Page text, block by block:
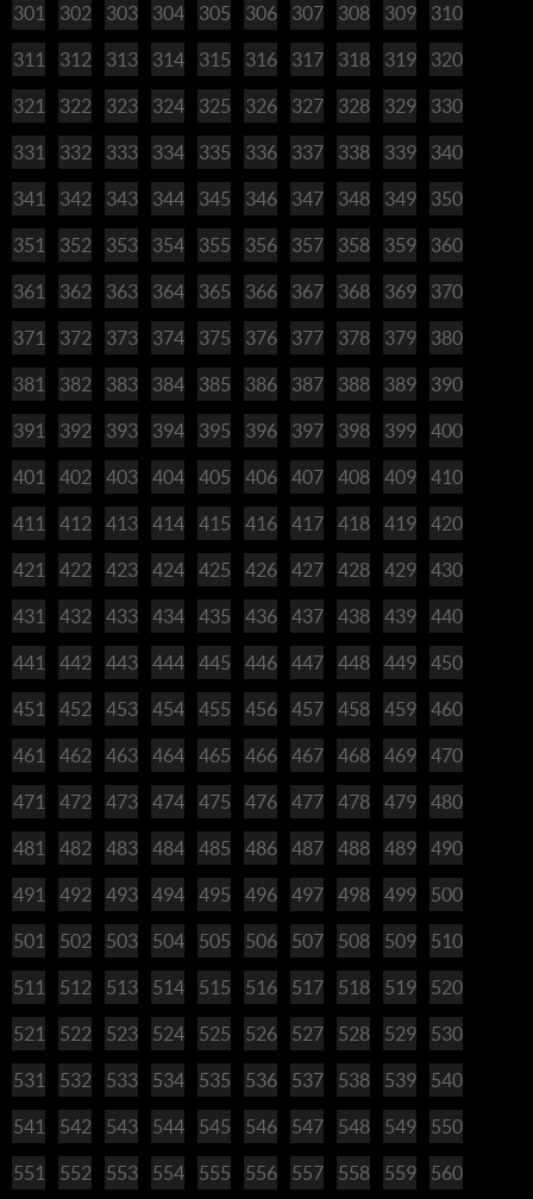
301 302 303 304 305 306 307 308 309 310
311 312 313 314 315 316 317 318 319 320
321 322 323 324 325 326 327 328 329 330
331 332 333 334 335 336 337 338 339 340
341 342 343 344 345 346 347 348 349 350
351 352 353 354 355 356 357 358 359 360
361 362 363 364 365 366 367 368 369 370
371 372 373 374 375 376 377 378 379 380
381 382 383 384 385 386 387 388 389 390
391 392 393 394 395 396 397 398 399 400
401 402 403 404 405 406 407 408 409 410
411 412 413 414 415 416 417 418 419 420
421 422 423 424 425 426 427 428 429 430
431 432 433 434 435 436 437 438 439 440
441 442 443 444 445 446 447 448 449 450
451 452 453 454 455 456 457 458 459 460
461 462 463 464 465 466 467 468 469 470
471 472 473 474 475 476 477 478 479 480
481 482 483 484 485 486 487 488 489 490
491 492 493 494 495 496 497 498 499 500
501 502 503 504 505 506 507 508 509 510
511 512 513 514 515 516 517 518 519 520
521 522 523 524 525 526 527 528 529 530
531 532 533 534 535 536 537 538 539 540
541 542 543 544 545 546 547 548 549 550
551 552 553 554 555 556 557 558 559 560